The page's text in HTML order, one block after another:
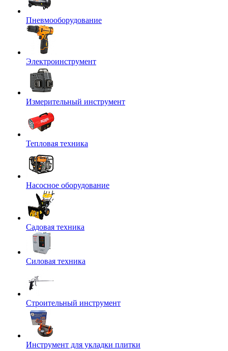
Пневмооборудование
Электроинструмент
Измерительный инструмент
Тепловая техника
Насосное оборудование
Садовая техника
Силовая техника
Строительный инструмент
Инструмент для укладки плитки